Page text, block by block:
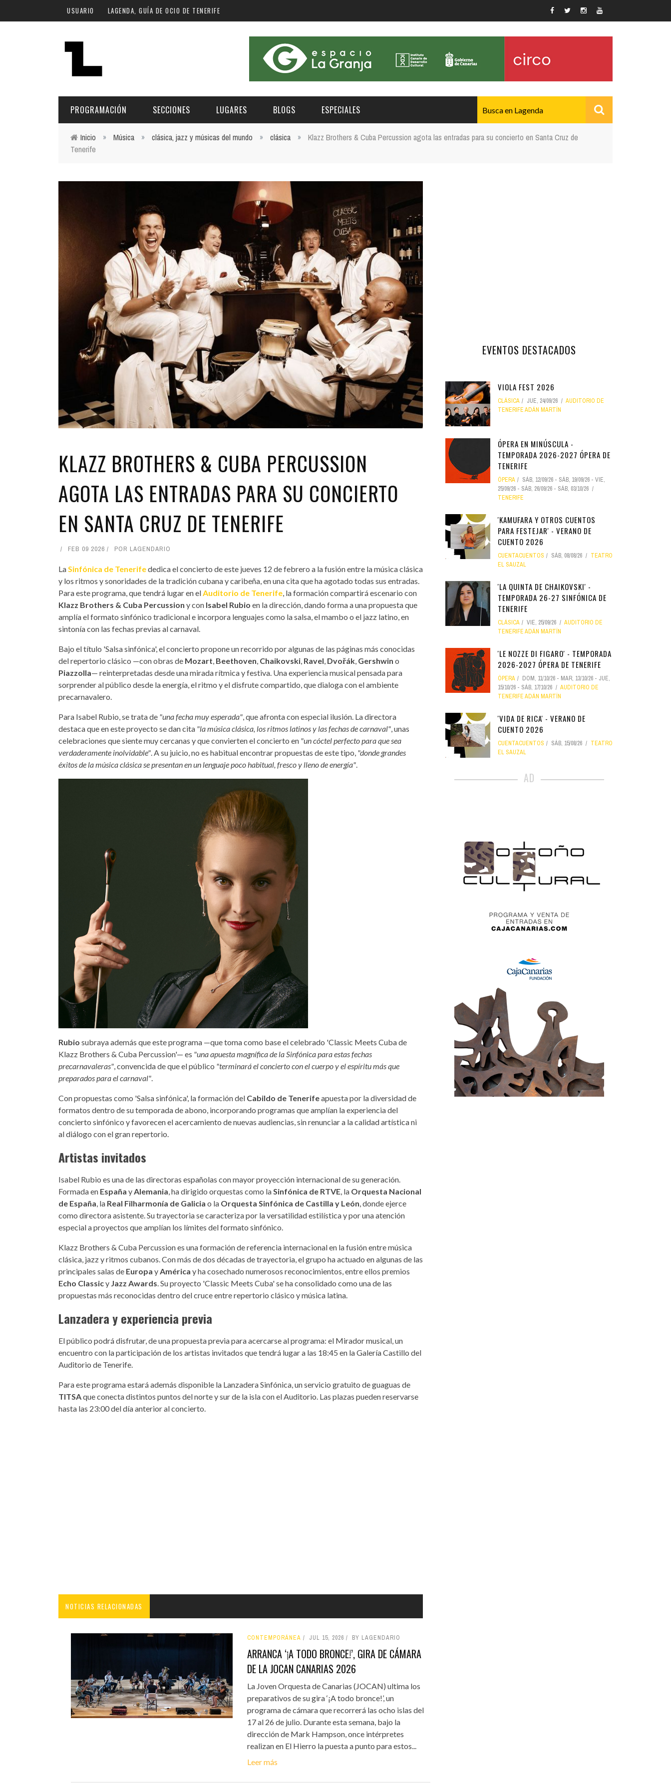
Pasar al contenido principal
USUARIO LAGENDA, GUÍA DE OCIO DE TENERIFE
PROGRAMACIÓN
Norte
Sur
Santa Cruz | La Laguna
Islas
Deporte y Naturaleza
Gastro
Infantil
Música
Escénicas
SECCIONES
GASTRONOMÍA
INFANTIL
LUGARES
ESPACIOS CULTURALES
LOCALES CON ACTUACIONES
COMERCIO
GASTRO
FORMATIVO
BLOGS ESPECIALES
XXVII VERANO DE CUENTO
Usted está aquí
Inicio » Música » clásica, jazz y músicas del mundo » clásica »
Klazz Brothers & Cuba Percussion agota las entradas para su concierto en Santa Cruz de
Tenerife
KLAZZ BROTHERS & CUBA PERCUSSION
AGOTA LAS ENTRADAS PARA SU CONCIERTO
EN SANTA CRUZ DE TENERIFE
FEB 09 2026 POR LAGENDARIO
La Sinfónica de Tenerifededica el concierto de este jueves 12 de febrero a la fusión entre la música clásica
y los ritmos y sonoridades de la tradición cubana y caribeña, en una cita que ha agotado todas sus entradas.
Para este programa, que tendrá lugar en el Auditorio de Tenerife , la formación compartirá escenario con
Klazz Brothers & Cuba Percussion y con Isabel Rubio en la dirección, dando forma a una propuesta que
amplía el formato sinfónico tradicional e incorpora lenguajes como la salsa, el mambo o el jazz latino, en
sintonía con las fechas previas al carnaval.
Bajo el título 'Salsa sinfónica', el concierto propone un recorrido por algunas de las páginas más conocidas
del repertorio clásico —con obras de Mozart Beethoven Chaikovski Ravel Dvořák Gershwin o
Piazzolla— reinterpretadas desde una mirada rítmica y festiva. Una experiencia musical pensada para
sorprender al público desde la energía, el ritmo y el disfrute compartido, que dialoga con el ambiente
precarnavalero.
Para Isabel Rubio, se trata de "una fecha muy esperada" , que afronta con especial ilusión. La directora
destaca que en este proyecto se dan cita "la música clásica, los ritmos latinos y las fechas de carnaval" , unas
celebraciones que siente muy cercanas y que convierten el concierto en "un cóctel perfecto para que sea
verdaderamente inolvidable" . A su juicio, no es habitual encontrar propuestas de este tipo, "donde grandes
éxitos de la música clásica se presentan en un lenguaje poco habitual, fresco y lleno de energía"
Rubio subraya además que este programa —que toma como base el celebrado 'Classic Meets Cuba de
Klazz Brothers & Cuba Percussion'— es "una apuesta magnífica de la Sinfónica para estas fechas
precarnavaleras" , convencida de que el público "terminará el concierto con el cuerpo y el espíritu más que
preparados para el carnaval"
Con propuestas como 'Salsa sinfónica', la formación del Cabildo de Tenerifeapuesta por la diversidad de
formatos dentro de su temporada de abono, incorporando programas que amplían la experiencia del
concierto sinfónico y favorecen el acercamiento de nuevas audiencias, sin renunciar a la calidad artística ni
al diálogo con el gran repertorio.
Artistas invitados
Isabel Rubio es una de las directoras españolas con mayor proyección internacional de su generación.
Formada en España y Alemania , ha dirigido orquestas como la Sinfónica de RTVE , la Orquesta Nacional
de España , la Real Filharmonía de Galicia o la Orquesta Sinfónica de Castilla y León , donde ejerce
como directora asistente. Su trayectoria se caracteriza por la versatilidad estilística y por una atención
especial a proyectos que amplían los límites del formato sinfónico.
Klazz Brothers & Cuba Percussion es una formación de referencia internacional en la fusión entre música
clásica, jazz y ritmos cubanos. Con más de dos décadas de trayectoria, el grupo ha actuado en algunas de las
principales salas de Europa y América y ha cosechado numerosos reconocimientos, entre ellos premios
Echo Classicy Jazz Awards . Su proyecto 'Classic Meets Cuba' se ha consolidado como una de las
propuestas más reconocidas dentro del cruce entre repertorio clásico y música latina.
Lanzadera y experiencia previa
El público podrá disfrutar, de una propuesta previa para acercarse al programa: el Mirador musical, un
encuentro con la participación de los artistas invitados que tendrá lugar a las 18:45 en la Galería Castillo del
Auditorio de Tenerife.
Para este programa estará además disponible la Lanzadera Sinfónica, un servicio gratuito de guaguas de
TITSAque conecta distintos puntos del norte y sur de la isla con el Auditorio. Las plazas pueden reservarse
hasta las 23:00 del día anterior al concierto.
NOTICIAS RELACIONADAS
CONTEMPORÁNEA JUL 15, 2026 BY LAGENDARIO
ARRANCA ‘¡A TODO BRONCE!’, GIRA DE CÁMARA
DE LA JOCAN CANARIAS 2026
La Joven Orquesta de Canarias (JOCAN) ultima los
preparativos de su gira ‘¡A todo bronce!’, un
programa de cámara que recorrerá las ocho islas del
17 al 26 de julio. Durante esta semana, bajo la
dirección de Mark Hampson, once intérpretes
realizan en El Hierro la puesta a punto para estos...
Leer más
EVENTOS DESTACADOS
VIOLA FEST 2026
CLÁSICA JUE, 24/09/26
AUDITORIO DE
TENERIFE ADÁN MARTÍN
ÓPERA EN MINÚSCULA -
TEMPORADA 2026-2027 ÓPERA DE
TENERIFE
ÓPERA SÁB, 12/09/26 - SÁB, 19/09/26 - VIE,
25/09/26 - SÁB, 26/09/26 - SÁB, 03/10/26
TENERIFE
'KAMUFARA Y OTROS CUENTOS
PARA FESTEJAR' - VERANO DE
CUENTO 2026
CUENTACUENTOS SÁB, 08/08/26
TEATRO
EL SAUZAL
'LA QUINTA DE CHAIKOVSKI' -
TEMPORADA 26-27 SINFÓNICA DE
TENERIFE
CLÁSICA VIE, 25/09/26
AUDITORIO DE
TENERIFE ADÁN MARTÍN
'LE NOZZE DI FIGARO' - TEMPORADA
2026-2027 ÓPERA DE TENERIFE
ÓPERA DOM, 11/10/26 - MAR, 13/10/26 - JUE,
15/10/26 - SÁB, 17/10/26
AUDITORIO DE
TENERIFE ADÁN MARTÍN
'VIDA DE RICA' - VERANO DE
CUENTO 2026
CUENTACUENTOS SÁB, 15/08/26
TEATRO
EL SAUZAL
AD